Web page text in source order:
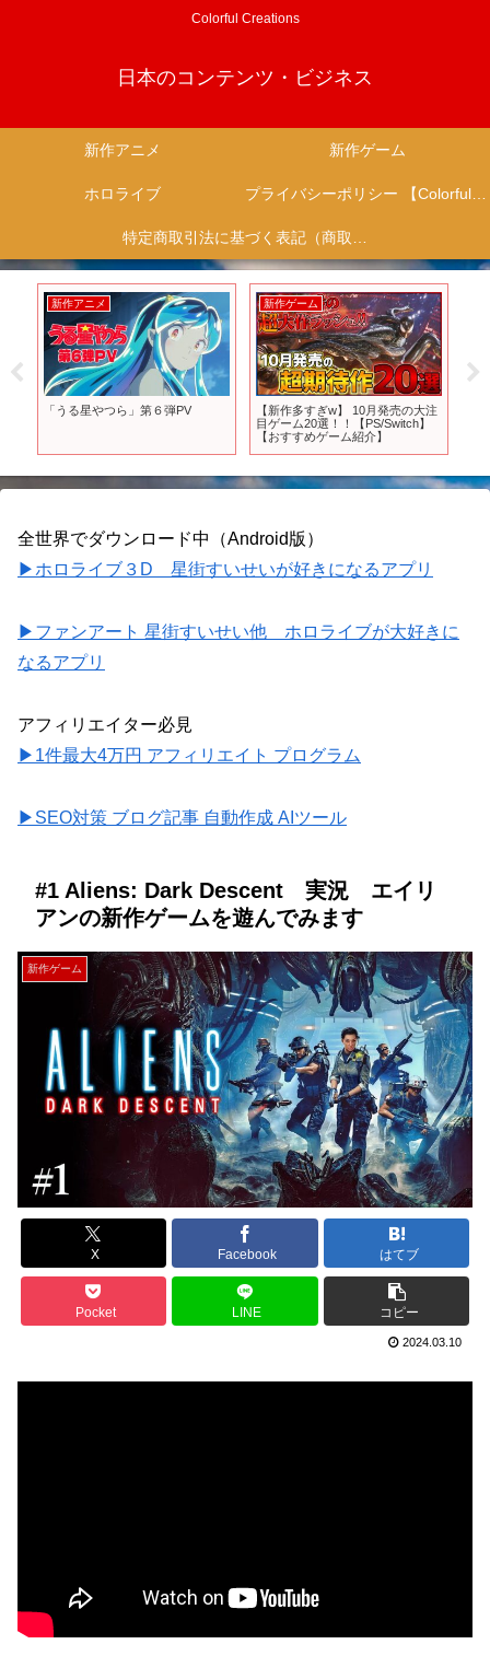
Colorful Creations
日本のコンテンツ・ビジネス
新作アニメ 新作ゲーム
ホロライブ プライバシーポリシー 【Colorful Creation】
特定商取引法に基づく表記（商取引に関する開示）
新作アニメ
「うる星やつら」第６弾PV
新作ゲーム
【新作多すぎw】 10月発売の大注
目ゲーム20選！！【PS/Switch】
【おすすめゲーム紹介】
全世界でダウンロード中（Android版）
▶ホロライブ３D 星街すいせいが好きになるアプリ
▶ファンアート 星街すいせい他 ホロライブが大好きに
なるアプリ
アフィリエイター必見
▶1件最大4万円 アフィリエイト プログラム
▶SEO対策 ブログ記事 自動作成 AIツール
#1 Aliens: Dark Descent 実況 エイリ
アンの新作ゲームを遊んでみます
新作ゲーム
X Facebook はてブ
Pocket LINE コピー
2024.03.10